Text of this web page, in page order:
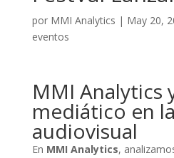
por MMI Analytics | May 20,
eventos
MMI Analytics
mediático en
audiovisual
En MMI Analytics,